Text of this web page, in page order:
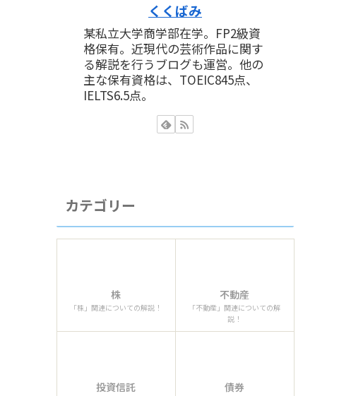
くくばみ
某私立大学商学部在学。FP2級資
格保有。近現代の芸術作品に関す
る解説を行うブログも運営。他の
主な保有資格は、TOEIC845点、
IELTS6.5点。
カテゴリー
株
「株」関連についての解説！
不動産
「不動産」関連についての解
説！
投資信託 債券